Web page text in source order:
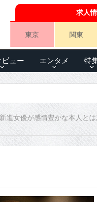
求人
東京 関東
ビュー エンタメ 特
女優が感情豊かな本人と